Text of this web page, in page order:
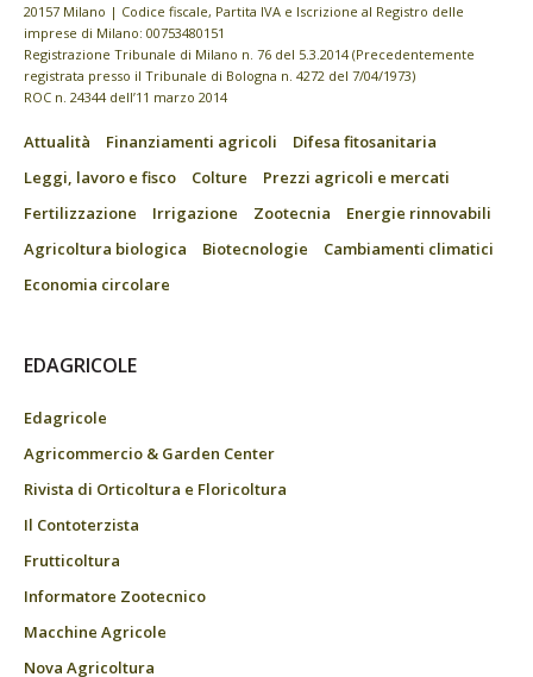
20157 Milano | Codice fiscale, Partita IVA e Iscrizione al Registro delle
imprese di Milano: 00753480151
Registrazione Tribunale di Milano n. 76 del 5.3.2014 (Precedentemente
registrata presso il Tribunale di Bologna n. 4272 del 7/04/1973)
ROC n. 24344 dell’11 marzo 2014
Attualità Finanziamenti agricoli
Difesa fitosanitaria
Leggi, lavoro e fisco
Colture
Prezzi agricoli e mercati
Fertilizzazione
Irrigazione Zootecnia
Energie rinnovabili
Agricoltura biologica
Biotecnologie
Cambiamenti climatici
Economia circolare
EDAGRICOLE
Edagricole
Agricommercio & Garden Center
Rivista di Orticoltura e Floricoltura
Il Contoterzista
Frutticoltura
Informatore Zootecnico
Macchine Agricole
Nova Agricoltura